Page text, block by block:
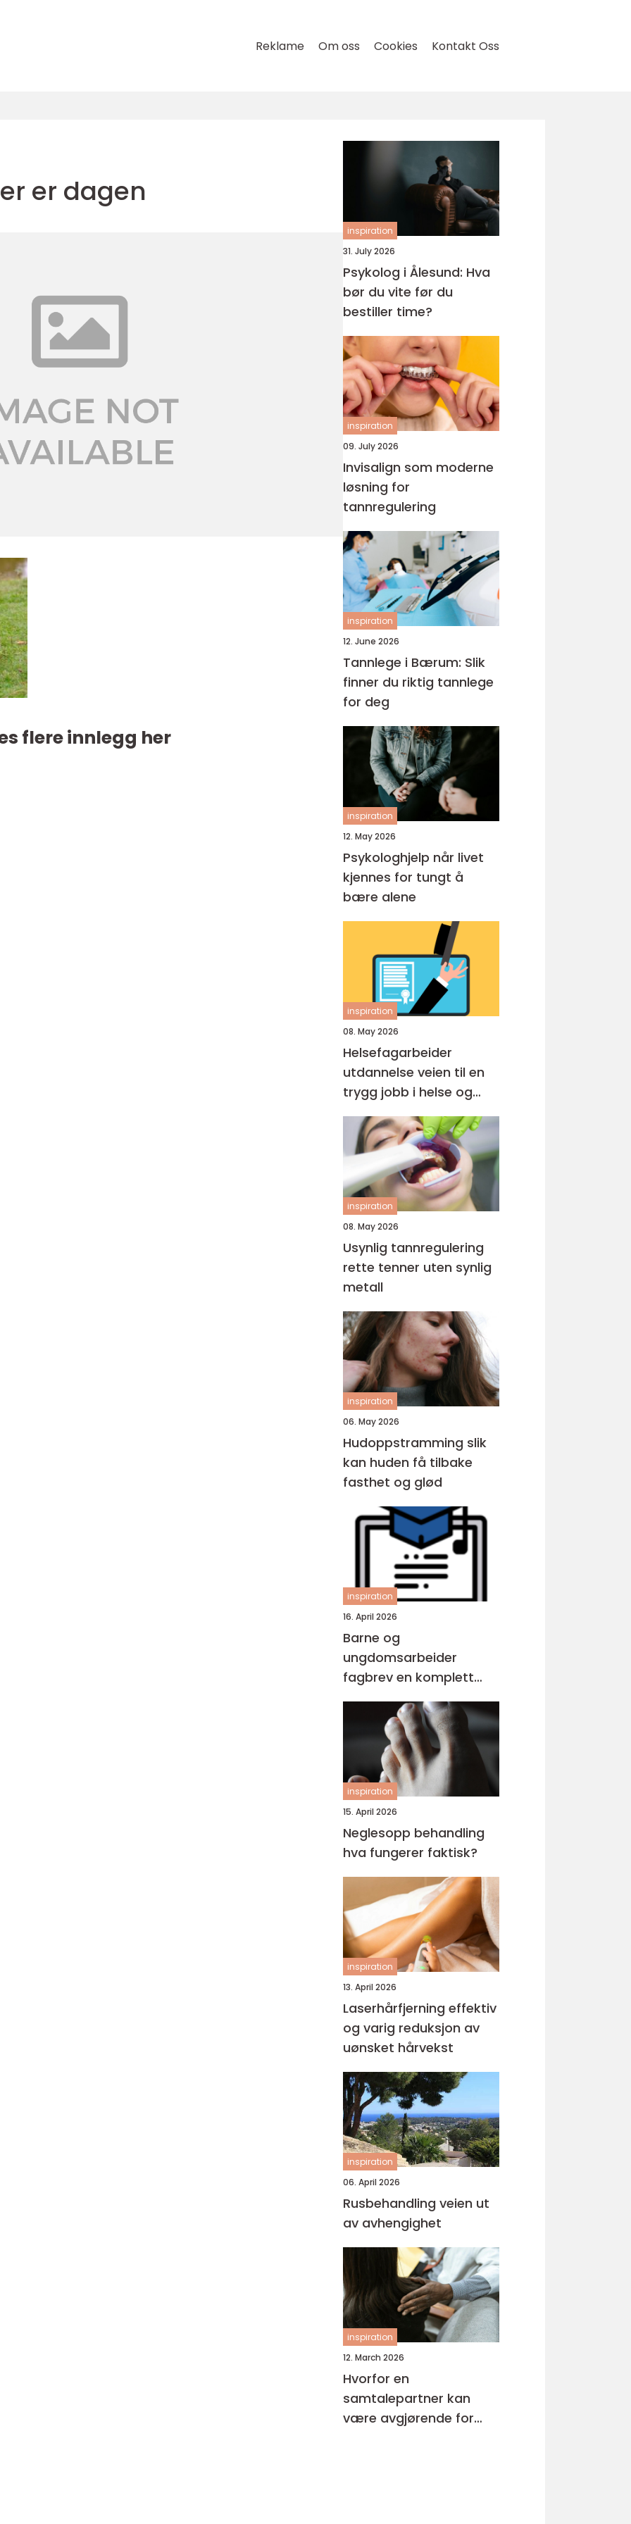
Reklame Om oss Cookies Kontakt Oss
er dagen
flere innlegg her
inspiration
31. July 2026
Psykolog i Ålesund: Hva
bør du vite før du
bestiller time?
inspiration
09. July 2026
Invisalign som moderne
løsning for
tannregulering
inspiration
12. June 2026
Tannlege i Bærum: Slik
finner du riktig tannlege
for deg
inspiration
12. May 2026
Psykologhjelp når livet
kjennes for tungt å
bære alene
inspiration
08. May 2026
Helsefagarbeider
utdannelse veien til en
trygg jobb i helse og
omsorg
inspiration
08. May 2026
Usynlig tannregulering
rette tenner uten synlig
metall
inspiration
06. May 2026
Hudoppstramming slik
kan huden få tilbake
fasthet og glød
inspiration
16. April 2026
Barne og
ungdomsarbeider
fagbrev en komplett
guide for voksne
inspiration
15. April 2026
Neglesopp behandling
hva fungerer faktisk?
inspiration
13. April 2026
Laserhårfjerning effektiv
og varig reduksjon av
uønsket hårvekst
inspiration
06. April 2026
Rusbehandling veien ut
av avhengighet
inspiration
12. March 2026
Hvorfor en
samtalepartner kan
være avgjørende for